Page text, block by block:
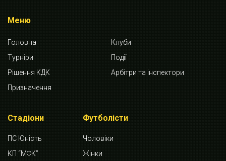
Меню
Головна
Клуби
Турніри
Події
Рішення КДК
Арбітри та інспектори
Призначення
Стадіони
ПС Юність
КП “МФК”
Футболісти
Чоловіки
Жінки